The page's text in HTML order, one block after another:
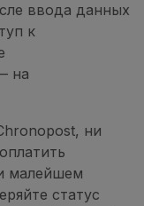
ввода данных
к
на
ни
малейшем
статус